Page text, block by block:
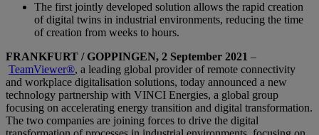
The first jointly developed solution allows the rapid creation
of digital twins in industrial environments, reducing the time
of creation from weeks to hours.
FRANKFURT / GOPPINGEN, 2 September 2021 –
TeamViewer®, a leading global provider of remote connectivity
and workplace digitalisation solutions, today announced a new
technology partnership with VINCI Energies, a global group
focusing on accelerating energy transition and digital transformation.
The two companies are joining forces to drive the digital